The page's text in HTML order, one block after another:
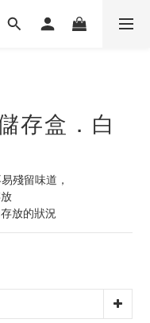
存盒．白
殘留味道，
放的狀況